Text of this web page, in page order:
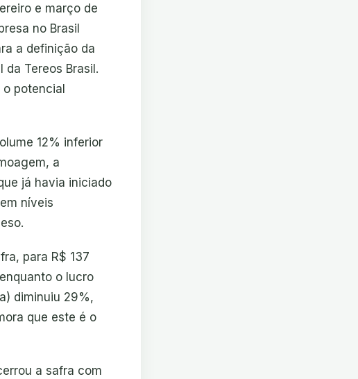
e março de
no Brasil
a definição da
Tereos Brasil.
o potencial
12% inferior
a
já havia iniciado
níveis
para R$ 137
o lucro
diminuiu 29%,
que este é o
a safra com